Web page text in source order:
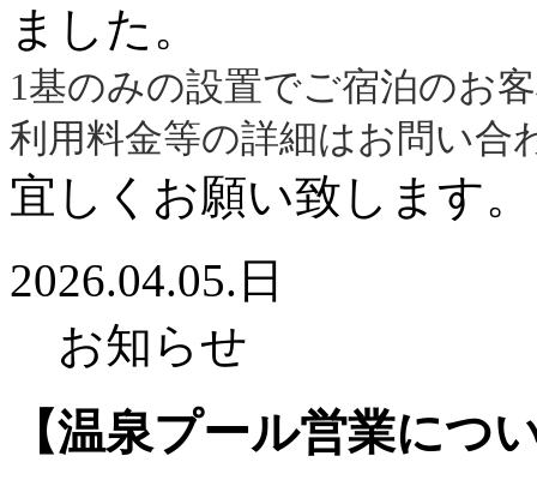
ました。
1基のみの設置でご宿泊のお
利用料金等の詳細はお問い合
宜しくお願い致します。
2026.04.05.日
お知らせ
【温泉プール営業につ